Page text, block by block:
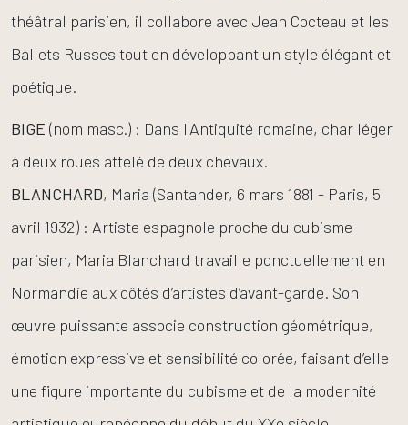
théâtral parisien, il collabore avec Jean Cocteau et les
Ballets Russes tout en développant un style élégant et
poétique.
BIGE (nom masc.) : Dans l'Antiquité romaine, char léger
à deux roues attelé de deux chevaux.
BLANCHARD, Maria (Santander, 6 mars 1881 - Paris, 5
avril 1932) : Artiste espagnole proche du cubisme
parisien, Maria Blanchard travaille ponctuellement en
Normandie aux côtés d’artistes d’avant-garde. Son
œuvre puissante associe construction géométrique,
émotion expressive et sensibilité colorée, faisant d’elle
une figure importante du cubisme et de la modernité